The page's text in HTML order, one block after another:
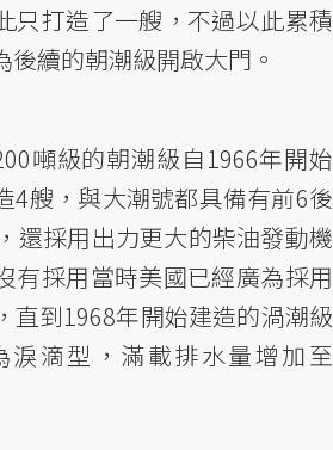
只打造了一艘，不過以此累積
續的朝潮級開啟大門。
噸級的朝潮級自1966年開始
4艘，與大潮號都具備有前6後
還採用出力更大的柴油發動機
有採用當時美國已經廣為採用
直到1968年開始建造的渦潮級
淚滴型，滿載排水量增加至